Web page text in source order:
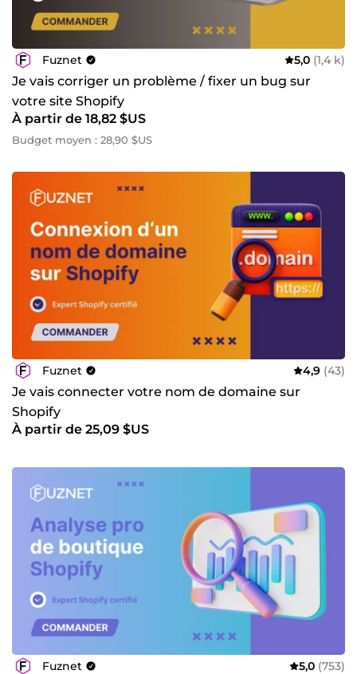
Fuznet 5,0 (1,4 k)
Je vais corriger un problème / fixer un bug sur
votre site Shopify
À partir de 18,82 $US
Budget moyen : 28,90 $US
Fuznet 4,9 (43)
Je vais connecter votre nom de domaine sur
Shopify
À partir de 25,09 $US
Fuznet 5,0 (753)